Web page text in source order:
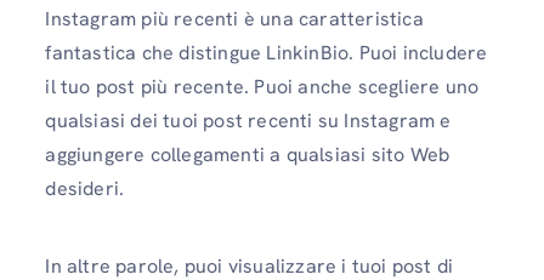
Instagram più recenti è una caratteristica
fantastica che distingue LinkinBio. Puoi includere
il tuo post più recente. Puoi anche scegliere uno
qualsiasi dei tuoi post recenti su Instagram e
aggiungere collegamenti a qualsiasi sito Web
desideri.
In altre parole, puoi visualizzare i tuoi post di